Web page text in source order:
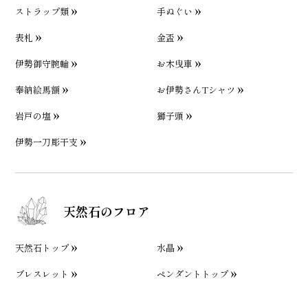
ストラップ類
手ぬぐい
表札
金盃
伊勢御守腕輪
お木曳車
奉納絵馬額
お伊勢さんTシャツ
岩戸の塩
獅子頭
伊勢一刀彫干支
天然石のフロア
天然石トップ
水晶
ブレスレット
ペンダントトップ